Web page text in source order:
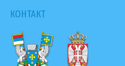
КОНТАКТ